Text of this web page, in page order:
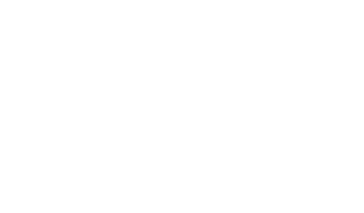
THÁO ĐƯỢC BẬC, AN TOÀN CHO TRẺ
SỰ GIÁM SÁT CỦA NGƯỜI LỚN